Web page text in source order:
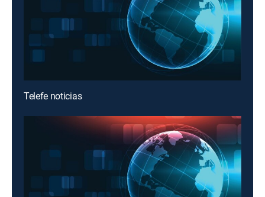
Telefe noticias